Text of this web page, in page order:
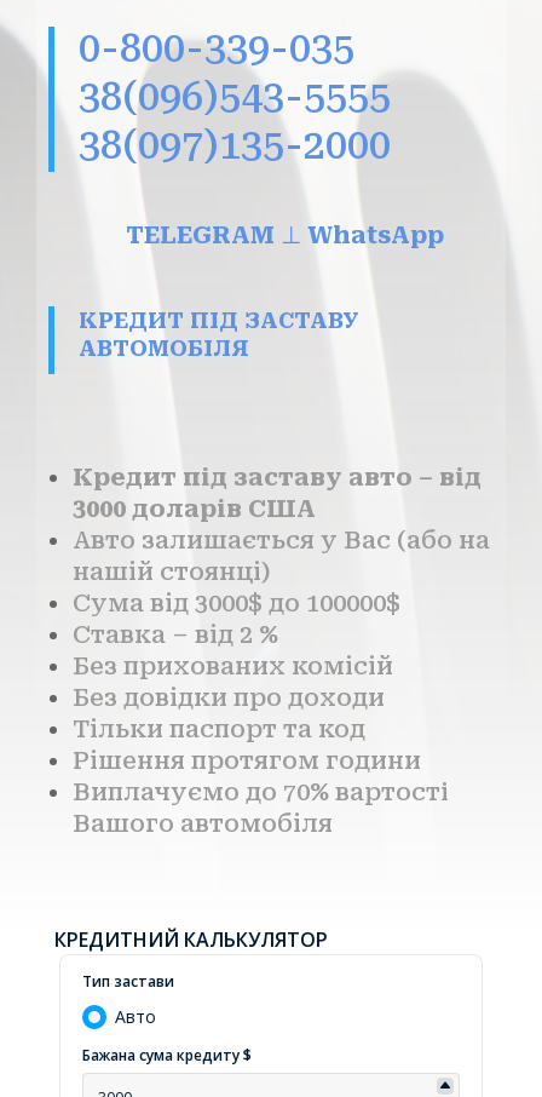
0-800-339-035
38(096)543-5555
38(097)135-2000
TELEGRAM ⊥ WhatsApp
КРЕДИТ ПІД ЗАСТАВУ
АВТОМОБІЛЯ
Кредит під заставу авто – від
3000 доларів США
Авто залишається у Вас (або на
нашій стоянці)
Сума від 3000$ до 100000$
Ставка – від 2 %
Без прихованих комісій
Без довідки про доходи
Тільки паспорт та код
Рішення протягом години
Виплачуємо до 70% вартостi
Вашого автомобіля
КРЕДИТНИЙ КАЛЬКУЛЯТОР
Тип застави
Авто
Бажана сума кредиту $